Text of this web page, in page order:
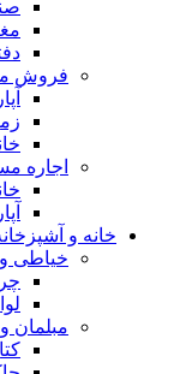
فروش
اجاره
خانه و
خیاطی و
مبلمان